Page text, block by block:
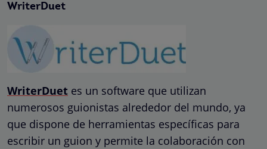
WriterDuet
WriterDuet es un software que utilizan
numerosos guionistas alrededor del mundo, ya
que dispone de herramientas específicas para
escribir un guion y permite la colaboración con